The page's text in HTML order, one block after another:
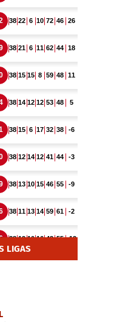
LIGAS